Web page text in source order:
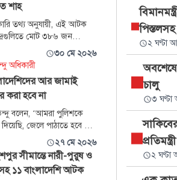
শাহ
তথ্য অনুযায়ী, এই আটক
মোট ৩৮৬ জন
রাখা হয়েছে। এর
উত্তর ২৪ পরগনার বসিরহাটে
সবচেয়ে বেশি। সেখানে
হয়েছেন ৩৩৫ জন।
মোট তিনটি শিবির খোলা
বাকি জায়গাগুলোতে একটি
তৈরি হয়েছে।
৩০ মে ২০২৬
অধিকারী
আর জামাই
হবে না
বলেন, ‘আমরা পুলিশকে
জেলে পাঠাতে হবে না।
নেই। সরাসরি পুলিশ নেবে
বিএসএফের হাতে তুলে দেবে।
পয়সায় খাবে, ওষুধ দেওয়া
জামা কাপড় পরবে কেন।
২৭ মে ২০২৬
সীমান্তে নারী-পুরুষ ও
১১ বাংলাদেশি আটক
২ ঘণ্টা
অবশেষে
চালু
৩
প্রতিমন্ত্রী
২ ঘণ্টা